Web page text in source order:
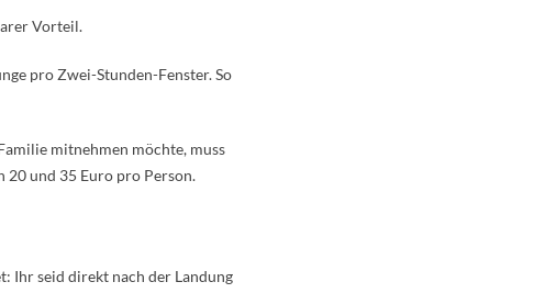
Vorteil.
pro Zwei-Stunden-Fenster. So
mitnehmen möchte, muss
20 und 35 Euro pro Person.
Ihr seid direkt nach der Landung